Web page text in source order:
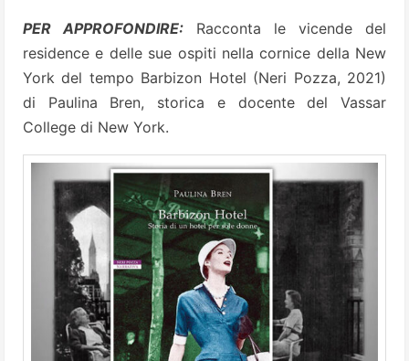
PER APPROFONDIRE: Racconta le vicende del
residence e delle sue ospiti nella cornice della New
York del tempo Barbizon Hotel (Neri Pozza, 2021)
di Paulina Bren, storica e docente del Vassar
College di New York.